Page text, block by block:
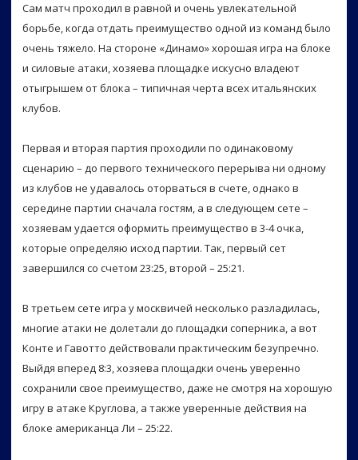
Сам матч проходил в равной и очень увлекательной
борьбе, когда отдать преимущество одной из команд было
очень тяжело. На стороне «Динамо» хорошая игра на блоке
и силовые атаки, хозяева площадке искусно владеют
отыгрышем от блока – типичная черта всех итальянских
клубов.
Первая и вторая партия проходили по одинаковому
сценарию – до первого технического перерыва ни одному
из клубов не удавалось оторваться в счете, однако в
середине партии сначала гостям, а в следующем сете –
хозяевам удается оформить преимущество в 3-4 очка,
которые определяю исход партии. Так, первый сет
завершился со счетом 23:25, второй – 25:21.
В третьем сете игра у москвичей несколько разладилась,
многие атаки не долетали до площадки соперника, а вот
Конте и Гавотто действовали практическим безупречно.
Выйдя вперед 8:3, хозяева площадки очень уверенно
сохранили свое преимущество, даже не смотря на хорошую
игру в атаке Круглова, а также уверенные действия на
блоке американца Ли – 25:22.